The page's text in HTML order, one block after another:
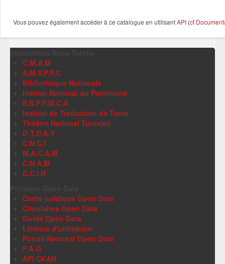
Vous pouvez également accéder à ce catalogue en utilisantAPI (cf
C.M.A.M
A.M.V.P.P.C
Bibliothèque Nationale
Institut National du Patrimoine
E.N.P.F.M.C.A
Institut de Traduction de Tunis
Théâtre National Tunisien
O.T.D.A.V
C.N.C.I
M.A.C.A.M
C.N.A.M
C.C.I.H
Cadre juridique Open Data
Circulaires Open Data
Guide Open Data
Licence d'utilisation
Portail National Open Data
F.A.Q
API CKAN